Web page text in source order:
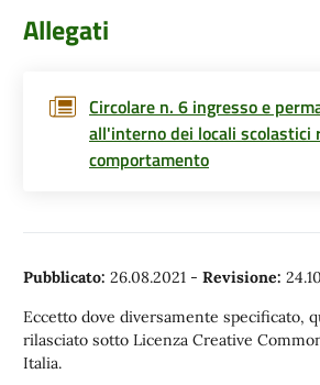
Allegati
Circolare n. 6 ingresso e
all'interno dei locali scolastici
comportamento
Pubblicato: 26.08.2021 - Revisione:
Eccetto dove diversamente specificato,
rilasciato sotto Licenza Creative
Italia.